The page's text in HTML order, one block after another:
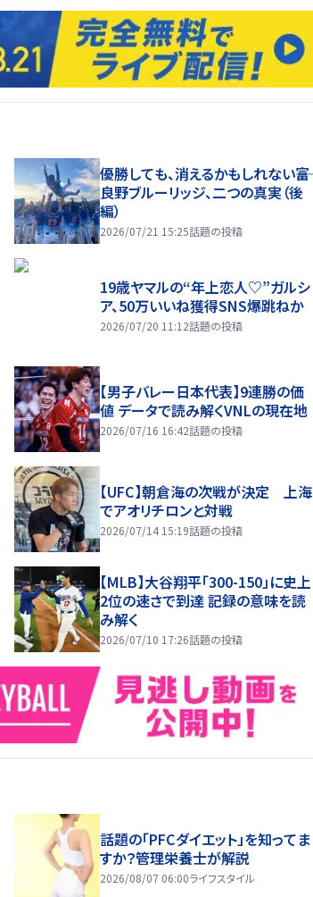
優勝しても、消えるかもしれない――富
良野ブルーリッジ、二つの真実（後
編）
2026/07/21 15:25話題の投稿
19歳ヤマルの“年上恋人♡”ガルシ
ア、50万いいね獲得SNS爆跳ねか
2026/07/20 11:12話題の投稿
【男子バレー日本代表】9連勝の価
値 データで読み解くVNLの現在地
2026/07/16 16:42話題の投稿
【UFC】朝倉海の次戦が決定 上海
でアオリチロンと対戦
2026/07/14 15:19話題の投稿
【MLB】大谷翔平「300-150」に史上
2位の速さで到達 記録の意味を読
み解く
2026/07/10 17:26話題の投稿
話題の「PFCダイエット」を知ってま
すか？管理栄養士が解説
2026/08/07 06:00ライフスタイル